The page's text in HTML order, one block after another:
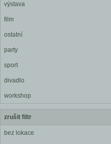
výstava
film
ostatní
party
sport
divadlo
workshop
zrušit filtr
bez lokace